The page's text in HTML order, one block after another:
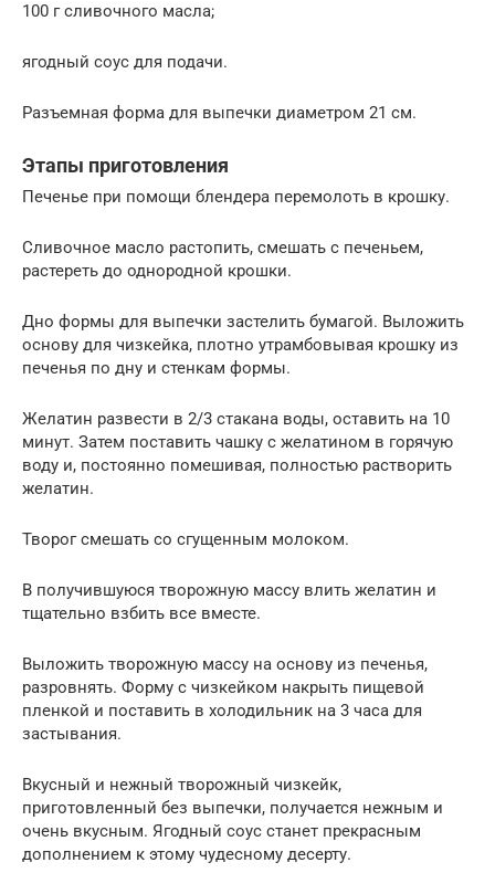
100 г сливочного масла;
ягодный соус для подачи.
Разъемная форма для выпечки диаметром 21 см.
Этапы приготовления
Печенье при помощи блендера перемолоть в крошку.
Сливочное масло растопить, смешать с печеньем,
растереть до однородной крошки.
Дно формы для выпечки застелить бумагой. Выложить
основу для чизкейка, плотно утрамбовывая крошку из
печенья по дну и стенкам формы.
Желатин развести в 2/3 стакана воды, оставить на 10
минут. Затем поставить чашку с желатином в горячую
воду и, постоянно помешивая, полностью растворить
желатин.
Творог смешать со сгущенным молоком.
В получившуюся творожную массу влить желатин и
тщательно взбить все вместе.
Выложить творожную массу на основу из печенья,
разровнять. Форму с чизкейком накрыть пищевой
пленкой и поставить в холодильник на 3 часа для
застывания.
Вкусный и нежный творожный чизкейк,
приготовленный без выпечки, получается нежным и
очень вкусным. Ягодный соус станет прекрасным
дополнением к этому чудесному десерту.